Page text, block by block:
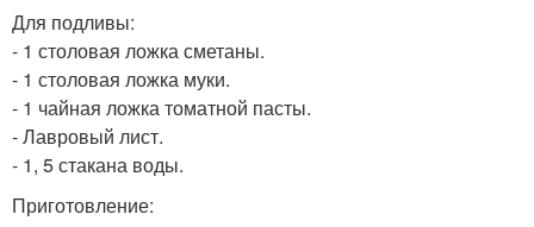
Для подливы:
- 1 столовая ложка сметаны.
- 1 столовая ложка муки.
- 1 чайная ложка томатной пасты.
- Лавровый лист.
- 1, 5 стакана воды.
Приготовление: